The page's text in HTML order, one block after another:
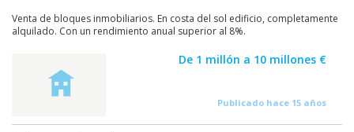
Venta de bloques inmobiliarios. En costa del sol edificio, completamente
alquilado. Con un rendimiento anual superior al 8%.
De 1 millón a 10 millones €
Publicado hace 15 años